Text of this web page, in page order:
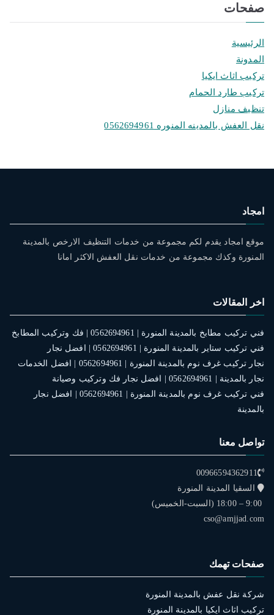
صفحات
الرئيسية
المدونة
تركيب اثاث ايكيا
تركيب طارد الحمام
تنظيف منازل
نقل العفش بالمدينه المنوره 0562694961
امجاد
موقع امجاد يقدم لكم مجموعة من خدمات التنظيف الارخص بالمدينة
المنورة وكذك مجموعة من خدمات نقل العفش الاكثر امانا
اخر المقالات
فني تركيب مطابخ بالمدينة المنورة | 0562694961 | فك وتركيب المطابخ
فني تركيب ستاير بالمدينة المنورة | 0562694961 | افضل نجار
نجار تركيب غرف نوم بالمدينة المنورة | 0562694961 | افضل الخدمات
نجار بالمدينة | 0562694961 | افضل نجار فك وتركيب وصيانة
فني تركيب غرف نوم بالمدينة المنورة | 0562694961 | افضل نجار
بالمدينة
تواصل معنا
00966594362911
السقيا المدينة المنورة
9:00 – 18:00 (السبت-الخميس)
cso@amjjad.com
صفحات تهمك
شركة نقل عفش بالمدينة المنورة
تركيب اثاث ايكيا بالمدينة المنورة